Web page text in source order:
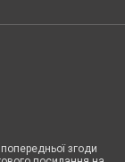
згоди